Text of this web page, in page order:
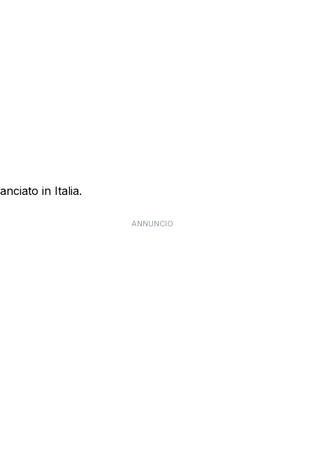
in Italia.
ANNUNCIO